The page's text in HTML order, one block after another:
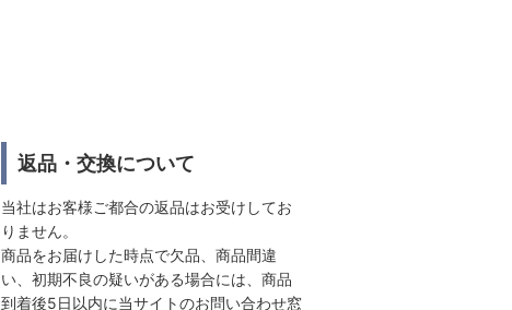
返品・交換について
当社はお客様ご都合の返品はお受けしてお
りません。
商品をお届けした時点で欠品、商品間違
い、初期不良の疑いがある場合には、商品
到着後5日以内に当サイトのお問い合わせ窓